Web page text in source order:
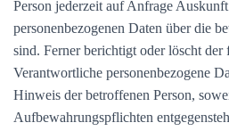
Person jederzeit auf Anfrage
personenbezogenen Daten über die
sind. Ferner berichtigt oder löscht der
Verantwortliche personenbezogene
Hinweis der betroffenen Person,
Aufbewahrungspflichten